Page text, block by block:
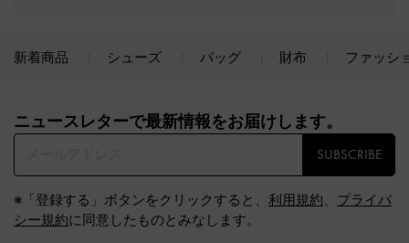
新着商品 シューズ バッグ 財布 ファッシ
ニュースレターで最新情報をお届けします。​
SUBSCRIBE
※「登録する」ボタンをクリックすると、 利用規約、 プライバ
シー規約に同意したものとみなします。